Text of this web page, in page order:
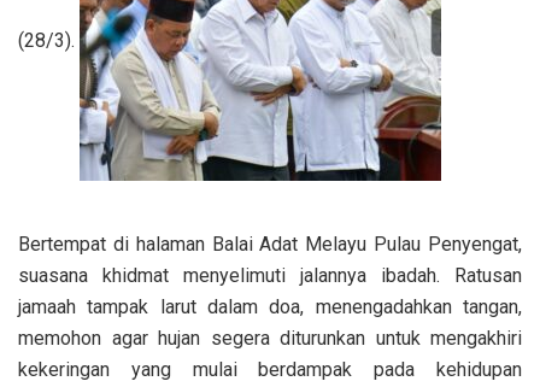
(28/3).
Bertempat di halaman Balai Adat Melayu Pulau Penyengat,
suasana khidmat menyelimuti jalannya ibadah. Ratusan
jamaah tampak larut dalam doa, menengadahkan tangan,
memohon agar hujan segera diturunkan untuk mengakhiri
kekeringan yang mulai berdampak pada kehidupan